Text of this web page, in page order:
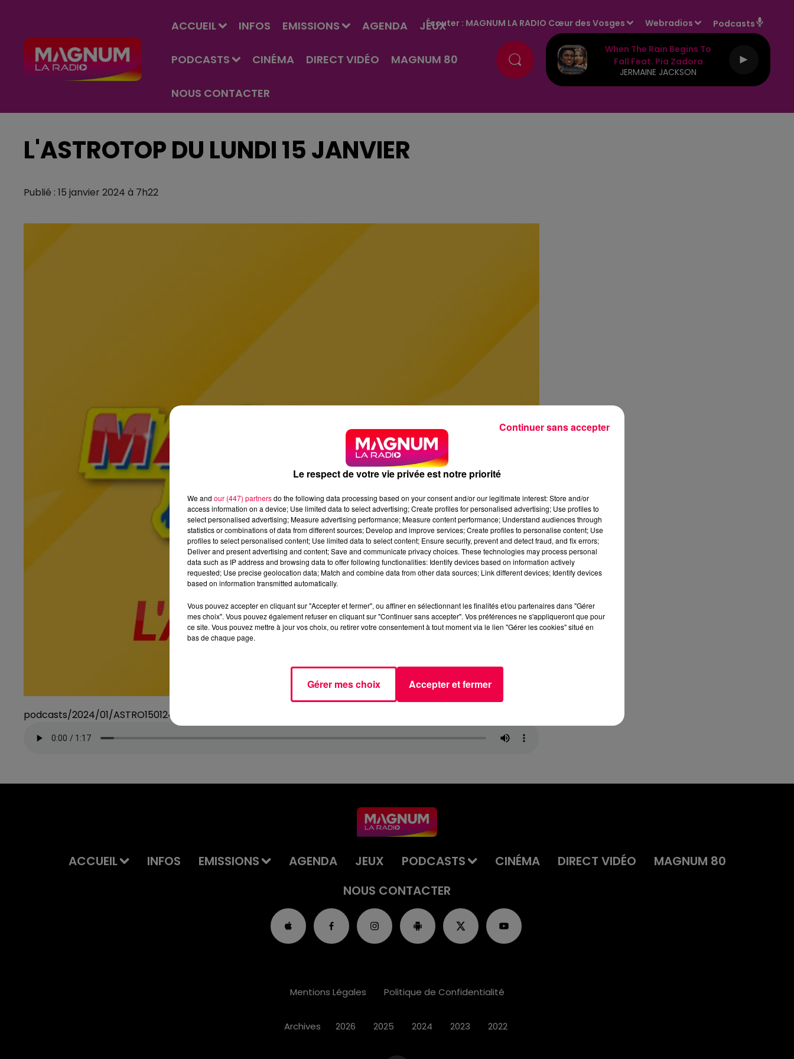
ACCUEIL INFOS EMISSIONS AGENDA JEUX
PODCASTS CINÉMA DIRECT VIDÉO MAGNUM 80
NOUS CONTACTER
Écouter : MAGNUM LA RADIO Cœur des Vosges Webradios Podcasts
When The Rain Begins To
Fall Feat. Pia Zadora
JERMAINE JACKSON
L'ASTROTOP DU LUNDI 15 JANVIER
Publié : 15 janvier 2024 à 7h22
podcasts/2024/01/ASTRO150124.mp3
ACCUEIL INFOS EMISSIONS AGENDA JEUX PODCASTS CINÉMA DIRECT VIDÉO
MAGNUM 80
NOUS CONTACTER
Mentions Légales Politique de Confidentialité
Archives 2026 2025 2024 2023 2022
Le respect de votre vie privée est notre priorité
We and our (447) partnersdo the following data processing based on your consent and/or our legitimate interest: Store and/or
access information on a device; Use limited data to select advertising; Create profiles for personalised advertising; Use profiles to
select personalised advertising; Measure advertising performance; Measure content performance; Understand audiences through
statistics or combinations of data from different sources; Develop and improve services; Create profiles to personalise content; Use
profiles to select personalised content; Use limited data to select content; Ensure security, prevent and detect fraud, and fix errors;
Deliver and present advertising and content; Save and communicate privacy choices. These technologies may process personal
data such as IP address and browsing data to offer following functionalities: Identify devices based on information actively
requested; Use precise geolocation data; Match and combine data from other data sources; Link different devices; Identify devices
based on information transmitted automatically.
Vous pouvez accepter en cliquant sur "Accepter et fermer", ou affiner en sélectionnant les finalités et/ou partenaires dans "Gérer
mes choix". Vous pouvez également refuser en cliquant sur "Continuer sans accepter". Vos préférences ne s'appliqueront que pour
ce site. Vous pouvez mettre à jour vos choix, ou retirer votre consentement à tout moment via le lien "Gérer les cookies" situé en
bas de chaque page.
Gérer mes choix Accepter et fermer
Continuer sans accepter